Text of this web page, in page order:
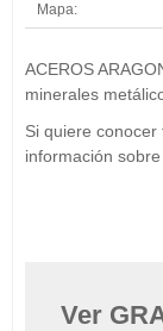
Mapa:
ACEROS
minerales
Si quiere conocer
información
Ver